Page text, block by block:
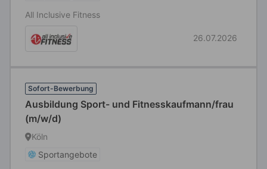
All Inclusive Fitness
26.07.2026
Sofort-Bewerbung
Ausbildung Sport- und Fitnesskaufmann/frau
(m/w/d)
Köln
Sportangebote